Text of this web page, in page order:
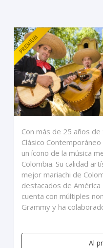
Con más de 25 años
Clásico
un ícono de la música
Colombia. Su calidad
mejor mariachi de
destacados de América
cuenta con múltiples
Grammy y ha
Al